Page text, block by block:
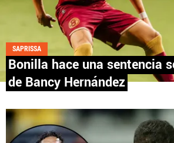
SAPRISSA
Bonilla hace una sentencia
de Bancy Hernández